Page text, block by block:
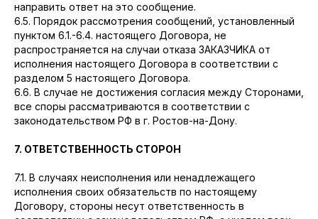
направить ответ на это сообщение.
6.5. Порядок рассмотрения сообщений, установленный
пунктом 6.1.-6.4. настоящего Договора, не
распространяется на случаи отказа ЗАКАЗЧИКА от
исполнения настоящего Договора в соответствии с
разделом 5 настоящего Договора.
6.6. В случае не достижения согласия между Сторонами,
все споры рассматриваются в соответствии с
законодательством РФ в г. Ростов-на-Дону.
7. ОТВЕТСТВЕННОСТЬ СТОРОН
7.1. В случаях неисполнения или ненадлежащего
исполнения своих обязательств по настоящему
Договору, стороны несут ответственность в